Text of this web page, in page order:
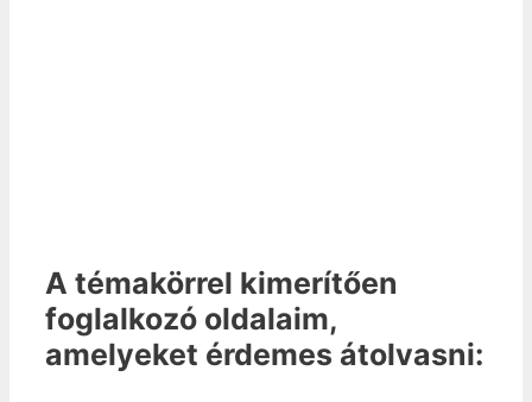
A témakörrel kimerítően
foglalkozó oldalaim,
amelyeket érdemes átolvasni: